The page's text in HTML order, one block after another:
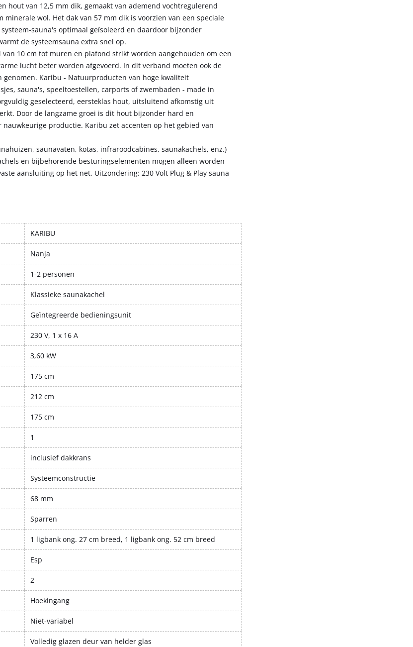
hout van 12,5 mm dik, gemaakt van ademend vochtregulerend
wol. Het dak van 57 mm dik is voorzien van een speciale
sauna's optimaal geïsoleerd en daardoor bijzonder
de systeemsauna extra snel op.
10 cm tot muren en plafond strikt worden aangehouden om een
lucht beter worden afgevoerd. In dit verband moeten ook de
Karibu - Natuurproducten van hoge kwaliteit
sauna's, speeltoestellen, carports of zwembaden - made in
geselecteerd, eersteklas hout, uitsluitend afkomstig uit
Door de langzame groei is dit hout bijzonder hard en
productie. Karibu zet accenten op het gebied van
saunavaten, kotas, infraroodcabines, saunakachels, enz.)
en bijbehorende besturingselementen mogen alleen worden
aansluiting op het net. Uitzondering: 230 Volt Plug & Play sauna
KARIBU
Nanja
1-2 personen
Klassieke saunakachel
Geïntegreerde bedieningsunit
230 V, 1 x 16 A
3,60 kW
175 cm
212 cm
175 cm
1
inclusief dakkrans
Systeemconstructie
68 mm
Sparren
1 ligbank ong. 27 cm breed, 1 ligbank ong. 52 cm breed
Esp
2
Hoekingang
Niet-variabel
Volledig glazen deur van helder glas